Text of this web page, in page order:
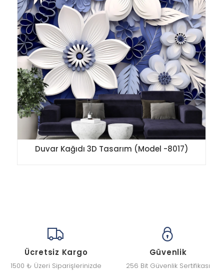
Duvar Kağıdı 3D Tasarım (Model -8017)
Ücretsiz Kargo
1500 ₺ Üzeri Siparişlerinizde
Güvenlik
256 Bit Güvenlik Sertifikası